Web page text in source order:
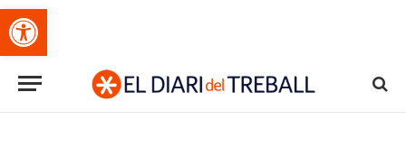
Obre la barra d'eines